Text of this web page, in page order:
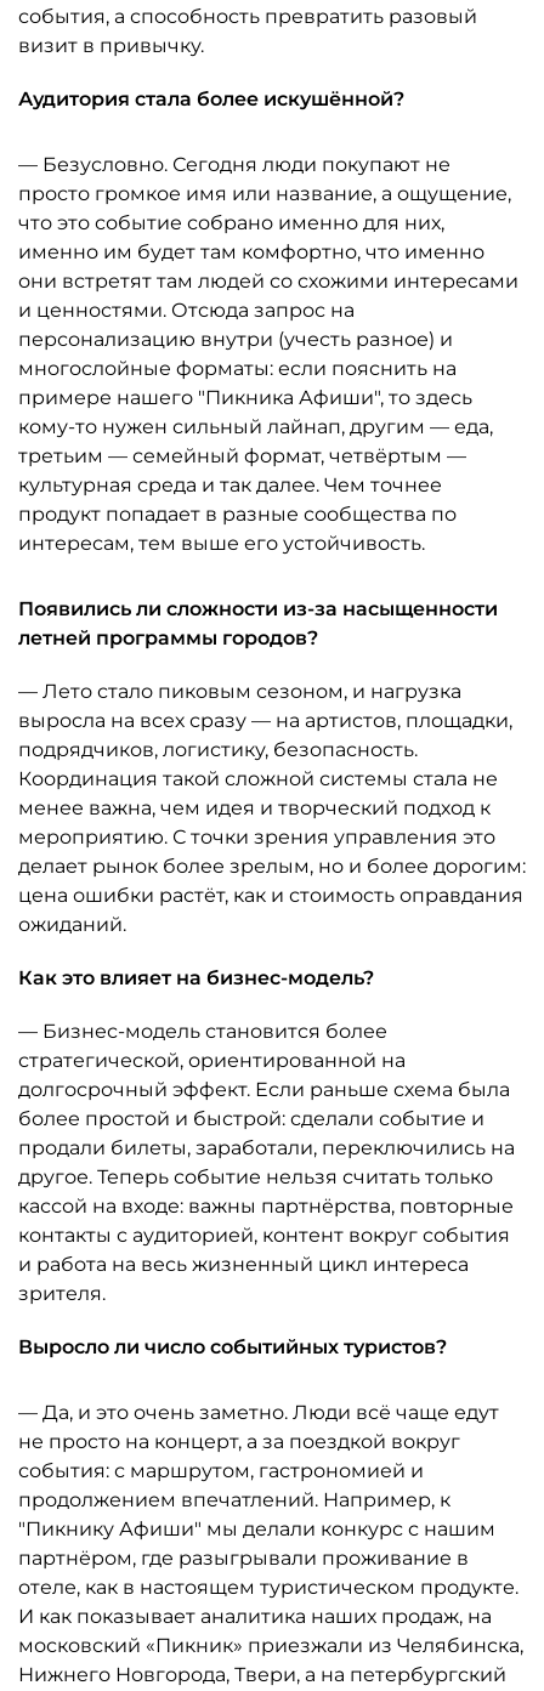
события, а способность превратить разовый
визит в привычку.
Аудитория стала более искушённой?
— Безусловно. Сегодня люди покупают не
просто громкое имя или название, а ощущение,
что это событие собрано именно для них,
именно им будет там комфортно, что именно
они встретят там людей со схожими интересами
и ценностями. Отсюда запрос на
персонализацию внутри (учесть разное) и
многослойные форматы: если пояснить на
примере нашего "Пикника Афиши", то здесь
кому-то нужен сильный лайнап, другим — еда,
третьим — семейный формат, четвёртым —
культурная среда и так далее. Чем точнее
продукт попадает в разные сообщества по
интересам, тем выше его устойчивость.
Появились ли сложности из-за насыщенности
летней программы городов?
— Лето стало пиковым сезоном, и нагрузка
выросла на всех сразу — на артистов, площадки,
подрядчиков, логистику, безопасность.
Координация такой сложной системы стала не
менее важна, чем идея и творческий подход к
мероприятию. С точки зрения управления это
делает рынок более зрелым, но и более дорогим:
цена ошибки растёт, как и стоимость оправдания
ожиданий.
Как это влияет на бизнес-модель?
— Бизнес-модель становится более
стратегической, ориентированной на
долгосрочный эффект. Если раньше схема была
более простой и быстрой: сделали событие и
продали билеты, заработали, переключились на
другое. Теперь событие нельзя считать только
кассой на входе: важны партнёрства, повторные
контакты с аудиторией, контент вокруг события
и работа на весь жизненный цикл интереса
зрителя.
Выросло ли число событийных туристов?
— Да, и это очень заметно. Люди всё чаще едут
не просто на концерт, а за поездкой вокруг
события: с маршрутом, гастрономией и
продолжением впечатлений. Например, к
"Пикнику Афиши" мы делали конкурс с нашим
партнёром, где разыгрывали проживание в
отеле, как в настоящем туристическом продукте.
И как показывает аналитика наших продаж, на
московский «Пикник» приезжали из Челябинска,
Нижнего Новгорода, Твери, а на петербургский